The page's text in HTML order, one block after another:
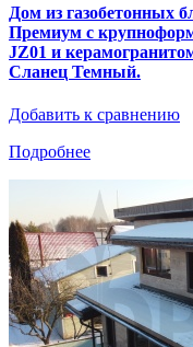
Дом из газобетонных
Премиум с
JZ01 и
Сланец Темный.
Добавить к сравнению
Подробнее